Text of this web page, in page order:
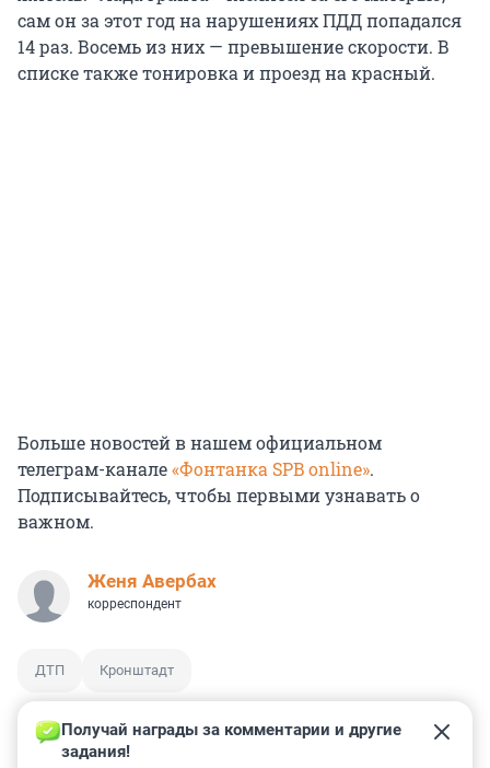
сам он за этот год на нарушениях ПДД попадался
14 раз. Восемь из них — превышение скорости. В
списке также тонировка и проезд на красный.
Больше новостей в нашем официальном
телеграм-канале«Фонтанка SPB online».
Подписывайтесь, чтобы первыми узнавать о
важном.
Женя Авербах
корреспондент
ДТП Кронштадт
Получай награды за комментарии и другие
задания!